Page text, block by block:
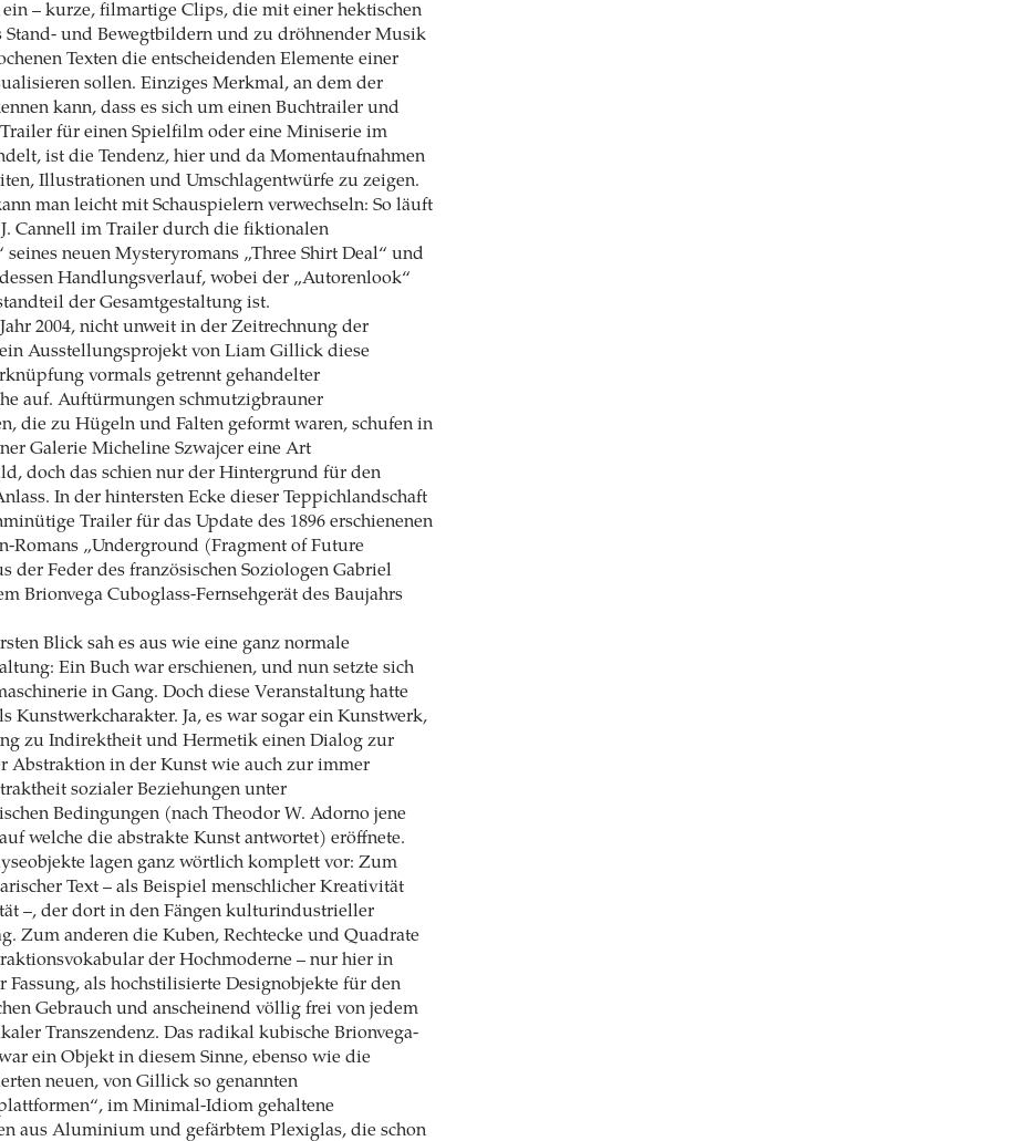
ein – kurze, filmartige Clips, die mit einer hektischen
Stand- und Bewegtbildern und zu dröhnender Musik
Texten die entscheidenden Elemente einer
sollen. Einziges Merkmal, an dem der
kann, dass es sich um einen Buchtrailer und
für einen Spielfilm oder eine Miniserie im
ist die Tendenz, hier und da Momentaufnahmen
Illustrationen und Umschlagentwürfe zu zeigen.
man leicht mit Schauspielern verwechseln: So läuft
J. Cannell im Trailer durch die fiktionalen
seines neuen Mysteryromans „Three Shirt Deal“ und
Handlungsverlauf, wobei der „Autorenlook“
der Gesamtgestaltung ist.
2004, nicht unweit in der Zeitrechnung der
Ausstellungsprojekt von Liam Gillick diese
vormals getrennt gehandelter
auf. Auftürmungen schmutzigbrauner
die zu Hügeln und Falten geformt waren, schufen in
Galerie Micheline Szwajcer eine Art
doch das schien nur der Hintergrund für den
In der hintersten Ecke dieser Teppichlandschaft
Trailer für das Update des 1896 erschienenen
Romans „Underground (Fragment of Future
der Feder des französischen Soziologen Gabriel
Brionvega Cuboglass-Fernsehgerät des Baujahrs
Blick sah es aus wie eine ganz normale
Ein Buch war erschienen, und nun setzte sich
in Gang. Doch diese Veranstaltung hatte
Kunstwerkcharakter. Ja, es war sogar ein Kunstwerk,
zu Indirektheit und Hermetik einen Dialog zur
Abstraktion in der Kunst wie auch zur immer
sozialer Beziehungen unter
Bedingungen (nach Theodor W. Adorno jene
welche die abstrakte Kunst antwortet) eröffnete.
lagen ganz wörtlich komplett vor: Zum
Text – als Beispiel menschlicher Kreativität
–, der dort in den Fängen kulturindustrieller
Zum anderen die Kuben, Rechtecke und Quadrate
der Hochmoderne – nur hier in
Fassung, als hochstilisierte Designobjekte für den
Gebrauch und anscheinend völlig frei von jedem
Transzendenz. Das radikal kubische Brionvega-
ein Objekt in diesem Sinne, ebenso wie die
neuen, von Gillick so genannten
im Minimal-Idiom gehaltene
aus Aluminium und gefärbtem Plexiglas, die schon